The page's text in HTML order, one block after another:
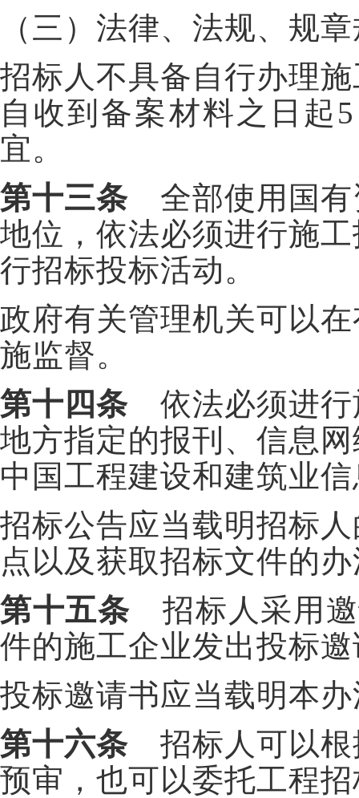
（三）法律、法规、规
招标人不具备自行办理
自收到备案材料之日起
宜。
第十三条 全部使用国有
地位，依法必须进行施
行招标投标活动。
政府有关管理机关可以
施监督。
第十四条 依法必须进行
地方指定的报刊、信息
中国工程建设和建筑业
招标公告应当载明招标
点以及获取招标文件的
第十五条招标人采用
件的施工企业发出投标
投标邀请书应当载明本
第十六条 招标人可以根
预审，也可以委托工程